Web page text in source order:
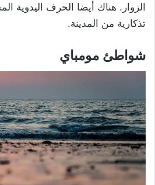
الزوار. هناك أيضا الحرف اليدوية
تذكارية من المدينة.
شواطئ مومباي